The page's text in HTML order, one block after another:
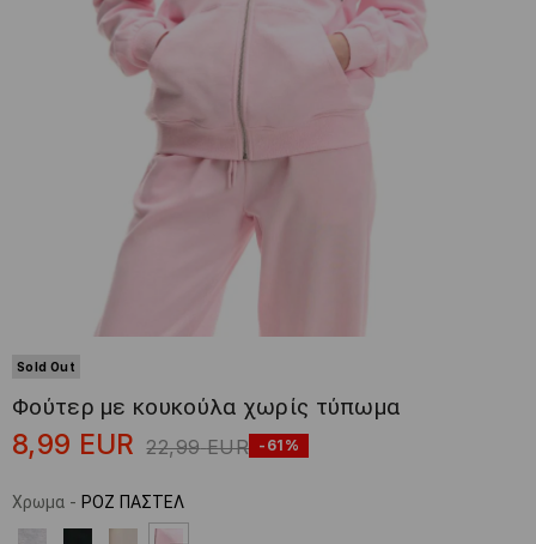
Sold Out
Φούτερ με κουκούλα χωρίς τύπωμα
8,99 EUR 22,99 EUR -61%
Χρωμα - ΡΟΖ ΠΑΣΤΕΛ